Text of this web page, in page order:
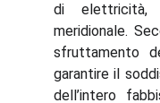
di elettricità,
meridionale.
sfruttamento
garantire il
dell’intero